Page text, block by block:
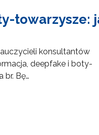
towarzysze:
konsultantów
deepfake i boty-
br. Bę…